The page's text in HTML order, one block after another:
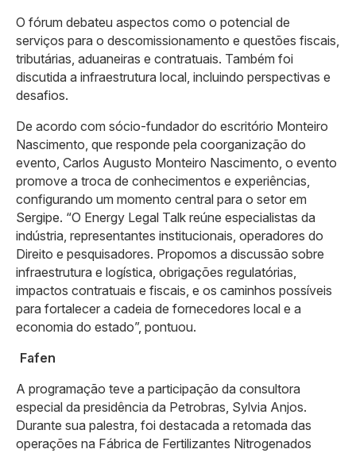
O fórum debateu aspectos como o potencial de
serviços para o descomissionamento e questões fiscais,
tributárias, aduaneiras e contratuais. Também foi
discutida a infraestrutura local, incluindo perspectivas e
desafios.
De acordo com sócio-fundador do escritório Monteiro
Nascimento, que responde pela coorganização do
evento, Carlos Augusto Monteiro Nascimento, o evento
promove a troca de conhecimentos e experiências,
configurando um momento central para o setor em
Sergipe. “O Energy Legal Talk reúne especialistas da
indústria, representantes institucionais, operadores do
Direito e pesquisadores. Propomos a discussão sobre
infraestrutura e logística, obrigações regulatórias,
impactos contratuais e fiscais, e os caminhos possíveis
para fortalecer a cadeia de fornecedores local e a
economia do estado”, pontuou.
Fafen
A programação teve a participação da consultora
especial da presidência da Petrobras, Sylvia Anjos.
Durante sua palestra, foi destacada a retomada das
operações na Fábrica de Fertilizantes Nitrogenados